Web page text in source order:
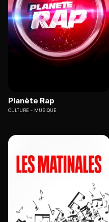
Planète Rap
CULTURE MUSIQUE